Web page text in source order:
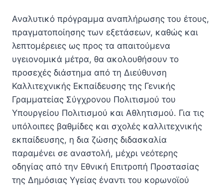
Αναλυτικό πρόγραμμα αναπλήρωσης του έτους,
πραγματοποίησης των εξετάσεων, καθώς και
λεπτομέρειες ως προς τα απαιτούμενα
υγειονομικά μέτρα, θα ακολουθήσουν το
προσεχές διάστημα από τη Διεύθυνση
Καλλιτεχνικής Εκπαίδευσης της Γενικής
Γραμματείας Σύγχρονου Πολιτισμού του
Υπουργείου Πολιτισμού και Αθλητισμού. Για τις
υπόλοιπες βαθμίδες και σχολές καλλιτεχνικής
εκπαίδευσης, η δια ζώσης διδασκαλία
παραμένει σε αναστολή, μέχρι νεότερης
οδηγίας από την Εθνική Επιτροπή Προστασίας
της Δημόσιας Υγείας έναντι του κορωνοϊού